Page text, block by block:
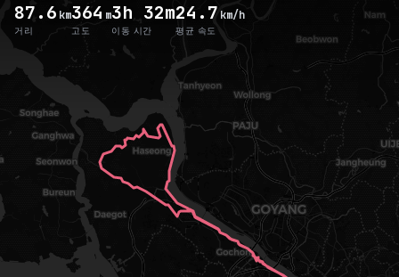
87.6 km
거리
364 m
고도
3h 32m
이동 시간
24.7 km/h
평균 속도